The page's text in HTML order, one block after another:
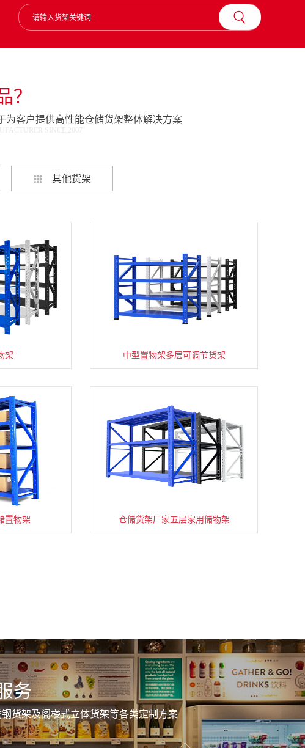
？
客户提供高性能仓储货架整体解决方案
SINCE 2007
其他货架
架 中型置物架多层可调节货架
置物架 仓储货架厂家五层家用储物架
递货物架 货架仓库用仓储置物架四层展示架
务
货架及阁楼式立体货架等各类定制方案